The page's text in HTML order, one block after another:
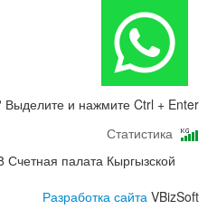
Выделите и нажмите Ctrl + Enter
Статистика
палата Кыргызской
Разработка сайта VBizSoft